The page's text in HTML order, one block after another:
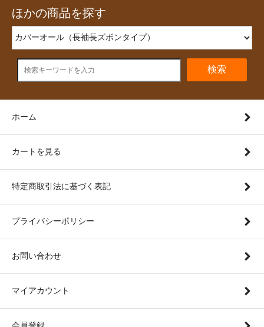
ほかの商品を探す
検索
ホーム
カートを見る
特定商取引法に基づく表記
プライバシーポリシー
お問い合わせ
マイアカウント